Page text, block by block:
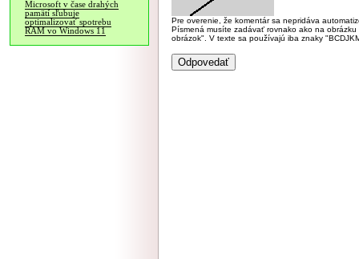
Microsoft v čase drahých
pamätí sľubuje
optimalizovať spotrebu
RAM vo Windows 11
Pre overenie, že komentár sa nepridáva
Písmená musíte zadávať rovnako ako na
obrázok". V texte sa používajú iba znaky